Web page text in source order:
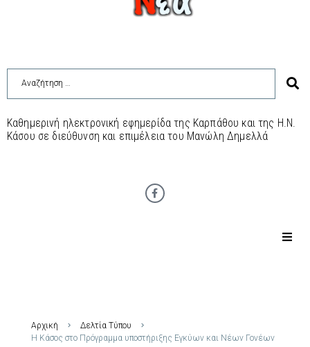
Καθημερινή ηλεκτρονική εφημερίδα της Καρπάθου και της Η.Ν.
Κάσου σε διεύθυνση και επιμέλεια του Μανώλη Δημελλά
Αρχική
Δελτία Τύπου
Η Κάσος στο Πρόγραμμα υποστήριξης Εγκύων και Νέων Γονέων